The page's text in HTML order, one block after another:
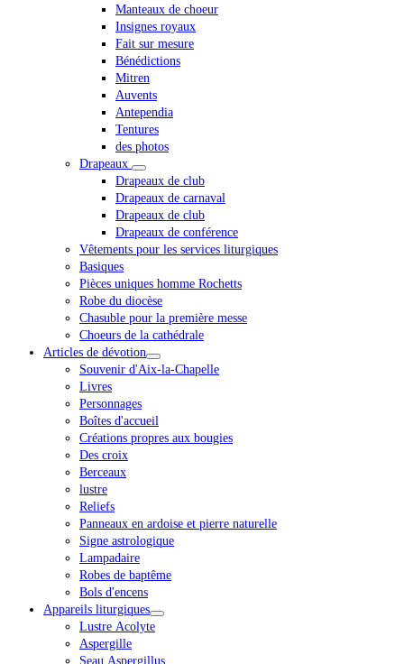
Manteaux de choeur
Insignes royaux
Fait sur mesure
Bénédictions
Mitren
Auvents
Antependia
Tentures
des photos
Drapeaux
Drapeaux de club
Drapeaux de carnaval
Drapeaux de club
Drapeaux de conférence
Vêtements pour les services liturgiques
Basiques
Pièces uniques homme Rochetts
Robe du diocèse
Chasuble pour la première messe
Choeurs de la cathédrale
Articles de dévotion
Souvenir d'Aix-la-Chapelle
Livres
Personnages
Boîtes d'accueil
Créations propres aux bougies
Des croix
Berceaux
lustre
Reliefs
Panneaux en ardoise et pierre naturelle
Signe astrologique
Lampadaire
Robes de baptême
Bols d'encens
Appareils liturgiques
Lustre Acolyte
Aspergille
Seau Aspergillus